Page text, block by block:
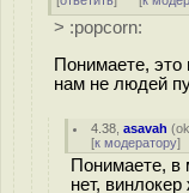
> :popcorn:
Понимаете, это
нам не людей
4.38 ,asavah (
[к модератору]
Понимаете, в
нет,